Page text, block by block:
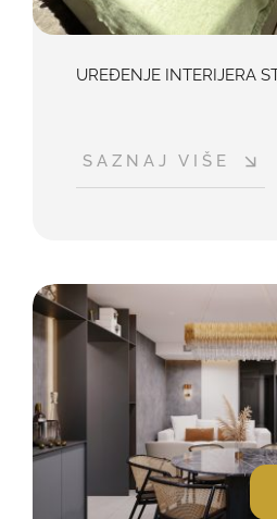
UREĐENJE INTERIJERA
SAZNAJ VIŠE